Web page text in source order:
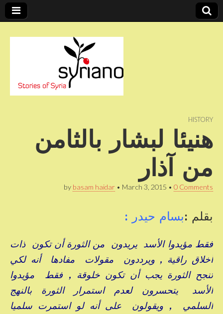
syriano HISTORY
هنيئا لبشار بالثامن
من آذار
by basam haidar • March 3, 2015 • 0 Comments
بقلم :بسام حيدر :
فقط مؤيدوا الأسد يريدون من الثورة أن تكون ذات
أخلاق راقية , ويرددون مقولات مفادها أنه لكي
تنجح الثورة يجب أن تكون خلوقة , فقط مؤيدوا
الأسد يتحسرون لعدم استمرار الثورة بالنهج
السلمي , ويقولون على أنه لو استمرت سلميا